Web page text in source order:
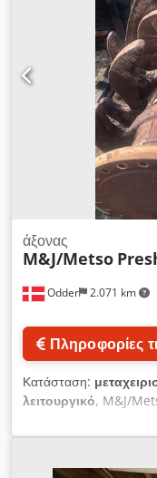
Odder 2.071 km
άξονας
M&J/Metso
Πληροφορίες
Κατάσταση:
λειτουργικό, M&J/
Μεταχειρισμένο.
Eycox Al Sorf